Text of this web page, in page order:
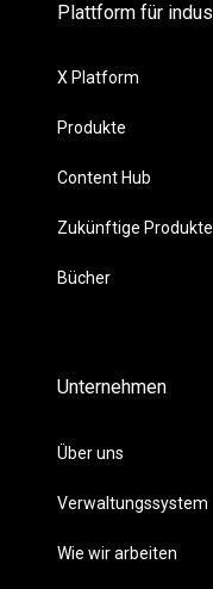
Plattform für
X Platform
Produkte
Content Hub
Zukünftige Produkte
Bücher
Unternehmen
Über uns
Verwaltungssystem
Wie wir arbeiten